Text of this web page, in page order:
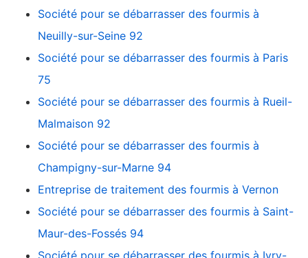
Société pour se débarrasser des fourmis à
Neuilly-sur-Seine 92
Société pour se débarrasser des fourmis à Paris
75
Société pour se débarrasser des fourmis à Rueil-
Malmaison 92
Société pour se débarrasser des fourmis à
Champigny-sur-Marne 94
Entreprise de traitement des fourmis à Vernon
Société pour se débarrasser des fourmis à Saint-
Maur-des-Fossés 94